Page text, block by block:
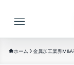
ホーム 金属加工業界M&A